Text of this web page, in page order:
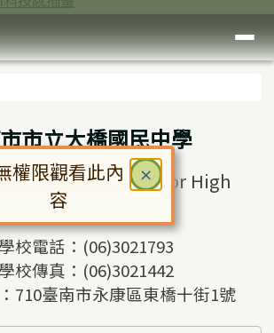
中
市立大橋國民中學
Daciao Junior High
School
校電話：(06)3021793
校傳真：(06)3021442
710臺南市永康區東橋十街1號
× 關閉
權限觀看此內
容
話框已開啟。請使用 Tab 鍵在